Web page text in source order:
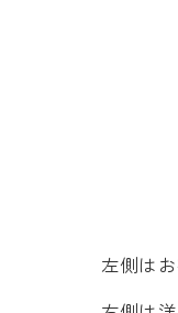
左側は